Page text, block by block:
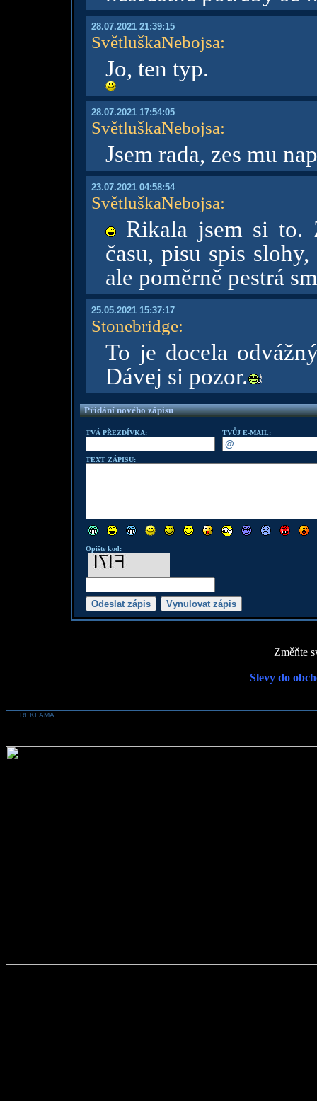
28.07.2021 21:39:15
SvětluškaNebojsa:
Jo, ten typ.
28.07.2021 17:54:05
SvětluškaNebojsa:
Jsem rada, zes mu
23.07.2021 04:58:54
SvětluškaNebojsa:
Rikala jsem si to.
času, pisu spis
ale poměrně pestrá
25.05.2021 15:37:17
Stonebridge:
To je docela
Dávej si pozor.
Přidání nového zápisu
TVÁ PŘEZDÍVKA: TVŮJ E-MAIL:
TEXT ZÁPISU:
Opište kod:
Změňte
Slevy do
REKLAMA